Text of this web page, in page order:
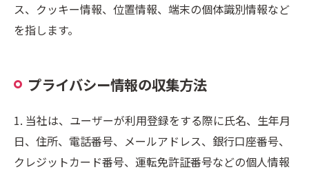
ス、クッキー情報、位置情報、端末の個体識別情報など
を指します。
プライバシー情報の収集方法
1. 当社は、ユーザーが利用登録をする際に氏名、生年月
日、住所、電話番号、メールアドレス、銀行口座番号、
クレジットカード番号、運転免許証番号などの個人情報